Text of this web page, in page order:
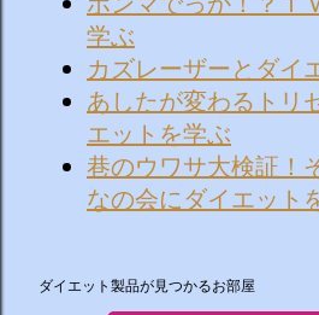
学ぶ
カズレーザーとダイ
あしたが変わるトリ
エットを学ぶ
巷のウワサ大検証！
なの会にダイエット
ダイエット製品が見つかるお部屋